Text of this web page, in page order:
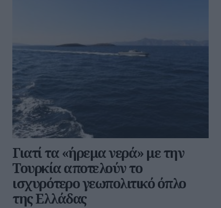
Γιατί τα «ήρεμα νερά» με την
Τουρκία αποτελούν το
ισχυρότερο γεωπολιτικό όπλο
της Ελλάδας